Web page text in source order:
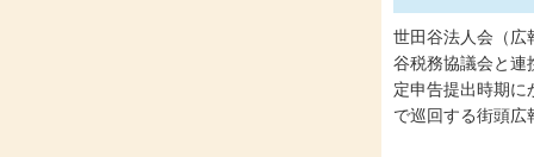
世田谷法人会（広
谷税務協議会と連
定申告提出時期に
で巡回する街頭広